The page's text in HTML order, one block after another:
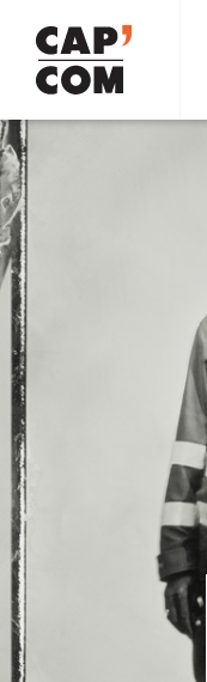
contenu
principal